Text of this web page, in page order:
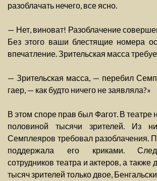
разоблачать нечего, все ясно.
— Нет, виноват! Разоблачение
Без этого ваши блестящие номера
впечатление. Зрительская масса
— Зрительская масса, — перебил
гаер, — как будто ничего не заявляла?»
В этом споре прав был Фагот. В театре
половиной тысячи зрителей. Из
Семплеяров требовал разоблачения.
поддержала его криками.
сотрудников театра и актеров, а также
тысяч зрителей только двое,